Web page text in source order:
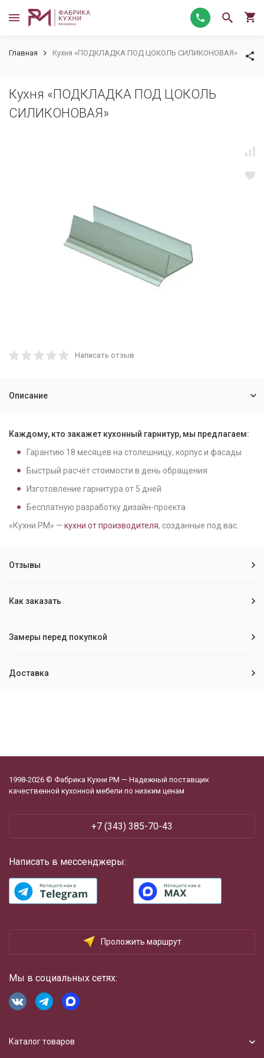
Главная Кухня «ПОДКЛАДКА ПОД ЦОКОЛЬ СИЛИКОНОВАЯ»
Кухня «ПОДКЛАДКА ПОД ЦОКОЛЬ
СИЛИКОНОВАЯ»
Написать отзыв
Описание
Каждому, кто закажет кухонный гарнитур, мы предлагаем:
Гарантию 18 месяцев на столешницу, корпус и фасады
Быстрый расчёт стоимости в день обращения
Изготовление гарнитура от 5 дней
Бесплатную разработку дизайн-проекта
«Кухни РМ» — кухни от производителя, созданные под вас.
Отзывы
Как заказать
Замеры перед покупкой
Доставка
1998-2026 © Фабрика Кухни РМ — Надежный поставщик
качественной кухонной мебели по низким ценам
+7 (343) 385-70-43
Написать в мессенджеры:
Проложить маршрут
Мы в социальных сетях:
Каталог товаров